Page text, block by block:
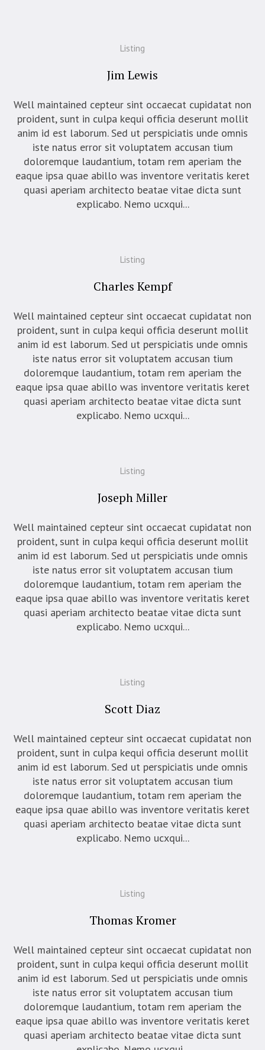
Listing
Jim Lewis
Well maintained cepteur sint occaecat cupidatat non
proident, sunt in culpa kequi officia deserunt mollit
anim id est laborum. Sed ut perspiciatis unde omnis
iste natus error sit voluptatem accusan tium
doloremque laudantium, totam rem aperiam the
eaque ipsa quae abillo was inventore veritatis keret
quasi aperiam architecto beatae vitae dicta sunt
explicabo. Nemo ucxqui...
Listing
Charles Kempf
Well maintained cepteur sint occaecat cupidatat non
proident, sunt in culpa kequi officia deserunt mollit
anim id est laborum. Sed ut perspiciatis unde omnis
iste natus error sit voluptatem accusan tium
doloremque laudantium, totam rem aperiam the
eaque ipsa quae abillo was inventore veritatis keret
quasi aperiam architecto beatae vitae dicta sunt
explicabo. Nemo ucxqui...
Listing
Joseph Miller
Well maintained cepteur sint occaecat cupidatat non
proident, sunt in culpa kequi officia deserunt mollit
anim id est laborum. Sed ut perspiciatis unde omnis
iste natus error sit voluptatem accusan tium
doloremque laudantium, totam rem aperiam the
eaque ipsa quae abillo was inventore veritatis keret
quasi aperiam architecto beatae vitae dicta sunt
explicabo. Nemo ucxqui...
Listing
Scott Diaz
Well maintained cepteur sint occaecat cupidatat non
proident, sunt in culpa kequi officia deserunt mollit
anim id est laborum. Sed ut perspiciatis unde omnis
iste natus error sit voluptatem accusan tium
doloremque laudantium, totam rem aperiam the
eaque ipsa quae abillo was inventore veritatis keret
quasi aperiam architecto beatae vitae dicta sunt
explicabo. Nemo ucxqui...
Listing
Thomas Kromer
Well maintained cepteur sint occaecat cupidatat non
proident, sunt in culpa kequi officia deserunt mollit
anim id est laborum. Sed ut perspiciatis unde omnis
iste natus error sit voluptatem accusan tium
doloremque laudantium, totam rem aperiam the
eaque ipsa quae abillo was inventore veritatis keret
quasi aperiam architecto beatae vitae dicta sunt